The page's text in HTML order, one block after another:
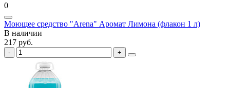
0
Моющее средство "Arena" Аромат Лимона (флакон 1 л)
В наличии
217 руб.